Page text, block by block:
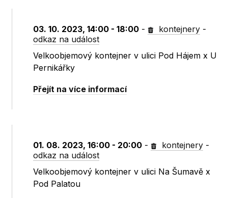
03. 10. 2023, 14:00 - 18:00 - kontejnery -
odkaz na událost
Velkoobjemový kontejner v ulici Pod Hájem x U
Pernikářky
Přejít na více informací
01. 08. 2023, 16:00 - 20:00 - kontejnery -
odkaz na událost
Velkoobjemový kontejner v ulici Na Šumavě x
Pod Palatou